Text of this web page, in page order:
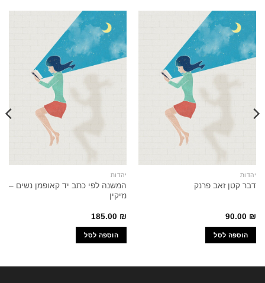
יהדות
דבר קטן זאב פרנק
90.00 ₪
הוספה לסל
יהדות
המשנה לפי כתב יד קאופמן נשים –
נזיקין
185.00 ₪
הוספה לסל